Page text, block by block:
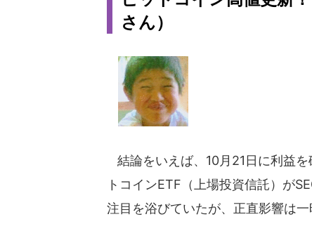
さん）
結論をいえば、10月21日に利益
トコインETF（上場投資信託）が
注目を浴びていたが、正直影響は一